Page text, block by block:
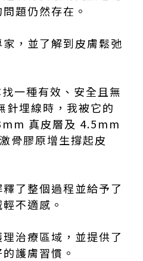
題仍然存在。
，並了解到皮膚鬆弛
一種有效、安全且無
埋線時，我被它的
真皮層及 4.5mm
骨膠原增生撐起皮
了整個過程並給予了
不適感。
治療區域，並提供了
護膚習慣。